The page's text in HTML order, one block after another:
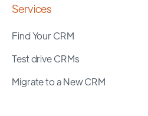
Services
Find Your CRM
Test drive CRMs
Migrate to a New CRM